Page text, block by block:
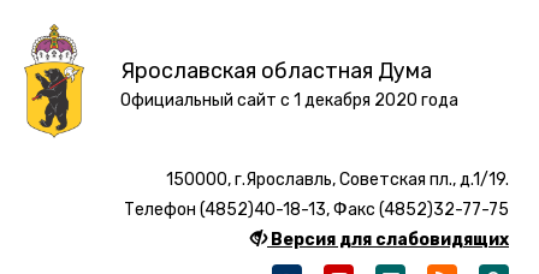
Ярославская областная Дума
Официальный сайт с 1 декабря 2020 года
150000, г.Ярославль, Советская пл., д.1/19.
Телефон (4852)40-18-13, Факс (4852)32-77-75
Версия для слабовидящих